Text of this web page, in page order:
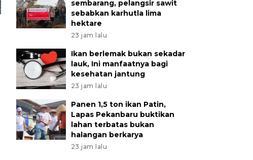
sembarang, pelangsir sawit
sebabkan karhutla lima
hektare
23 jam lalu
Ikan berlemak bukan sekadar
lauk, Ini manfaatnya bagi
kesehatan jantung
23 jam lalu
Panen 1,5 ton ikan Patin,
Lapas Pekanbaru buktikan
lahan terbatas bukan
halangan berkarya
23 jam lalu